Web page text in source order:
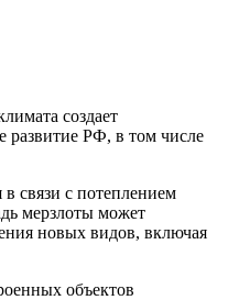
создает
развитие РФ, в том числе
связи с потеплением
мерзлоты может
новых видов, включая
объектов